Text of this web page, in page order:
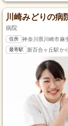
川崎みどりの病
病院
住所 神奈川県川崎市麻
最寄駅 新百合ヶ丘駅か